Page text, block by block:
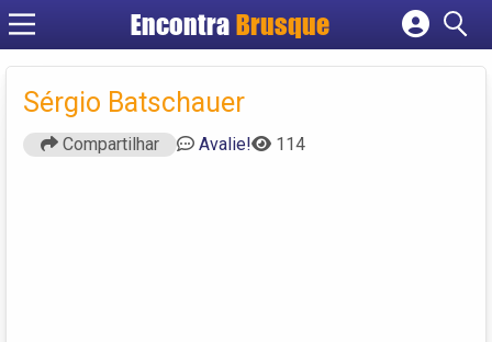
EncontraBrusque
Cadastrar empresa
Criar conta
Sérgio Batschauer
Compartilhar Avalie! 114